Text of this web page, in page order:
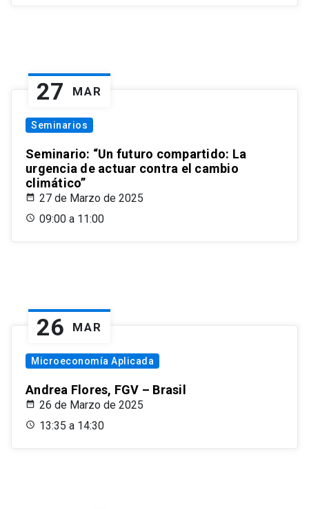
27 MAR
Seminarios
Seminario: “Un futuro compartido: La
urgencia de actuar contra el cambio
climático”
27 de Marzo de 2025
09:00 a 11:00
26 MAR
Microeconomía Aplicada
Andrea Flores, FGV – Brasil
26 de Marzo de 2025
13:35 a 14:30